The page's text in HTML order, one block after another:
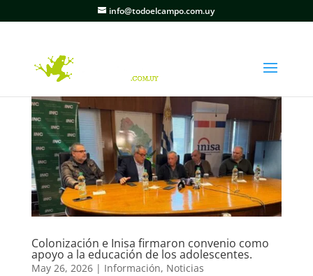
info@todoelcampo.com.uy
Colonización e Inisa firmaron convenio como
apoyo a la educación de los adolescentes.
May 26, 2026| Información, Noticias